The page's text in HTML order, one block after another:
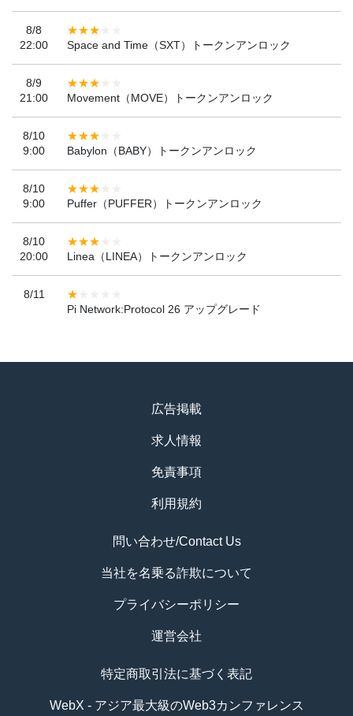
8/8
22:00
Space and Time（SXT）トークンアンロック
8/9
21:00
Movement（MOVE）トークンアンロック
8/10
9:00
Babylon（BABY）トークンアンロック
8/10
9:00
Puffer（PUFFER）トークンアンロック
8/10
20:00
Linea（LINEA）トークンアンロック
8/11
Pi Network:Protocol 26 アップグレード
広告掲載
求人情報
免責事項
利用規約
問い合わせ/Contact Us
当社を名乗る詐欺について
プライバシーポリシー
運営会社
特定商取引法に基づく表記
WebX - アジア最大級のWeb3カンファレンス